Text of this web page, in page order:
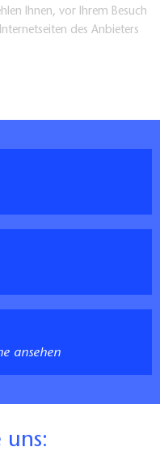
Ihnen, vor Ihrem Besuch
des Anbieters
ansehen
uns: